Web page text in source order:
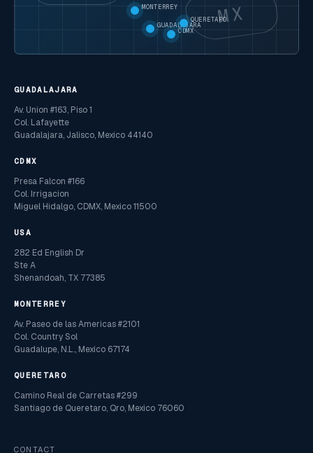
MX
MONTERREY
GUADALAJARA
CDMX
QUERETARO
GUADALAJARA
Av. Union #163, Piso 1
Col. Lafayette
Guadalajara, Jalisco, Mexico 44140
CDMX
Presa Falcon #166
Col. Irrigacion
Miguel Hidalgo, CDMX, Mexico 11500
USA
282 Ed English Dr
Ste A
Shenandoah, TX 77385
MONTERREY
Av. Paseo de las Americas #2101
Col. Country Sol
Guadalupe, N.L., Mexico 67174
QUERETARO
Camino Real de Carretas #299
Santiago de Queretaro, Qro, Mexico 76060
CONTACT